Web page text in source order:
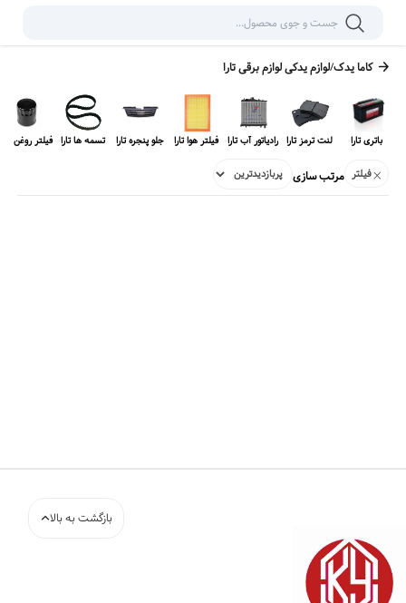
کاما یدک/لوازم یدکیلوازم برقی تارا
باتری تارا لنت ترمز تارا رادیاتور آب تارا فیلتر هوا تارا جلو پنجره تارا تسمه ها تارا فیلتر روغن تارا
فیلتر مرتب سازی
بازگشت به بالا